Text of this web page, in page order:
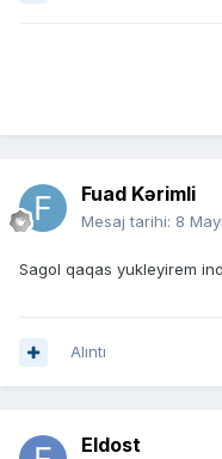
Fuad Kərimli
Mesaj tarihi: 8
Sagol qaqas yukleyirem
Alıntı
Eldost